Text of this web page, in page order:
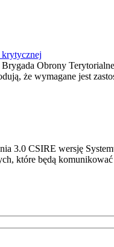
Obrony
że wymagane jest
3.0 CSIRE wersję
które będą